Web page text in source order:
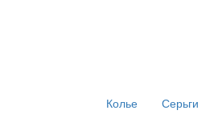
Колье Серьги